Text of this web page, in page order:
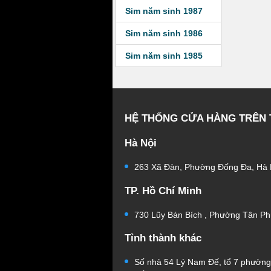
Sim năm sinh 1987
Sim năm sinh 1986
Sim năm sinh 1985
HỆ THỐNG CỬA HÀNG TRÊN
Hà Nội
263 Xã Đàn, Phường Đống Đa, Hà
TP. Hồ Chí Minh
730 Lũy Bán Bích , Phường Tân
Tỉnh thành khác
Số nhà 54 Lý Nam Đế, tổ 7